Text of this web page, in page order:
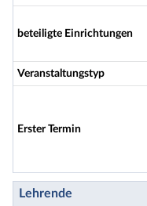
beteiligte Einrichtungen
Veranstaltungstyp
Erster Termin
Lehrende